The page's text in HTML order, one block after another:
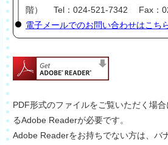
階） Tel：024-521-7342 Fax：
電子メールでのお問い合わせはこち
PDF形式のファイルをご覧いただく場
るAdobe Readerが必要です。
Adobe Readerをお持ちでない方は、バ